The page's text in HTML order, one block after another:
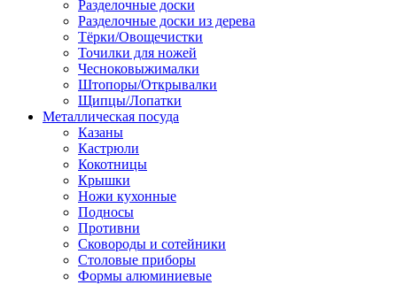
Разделочные доски
Разделочные доски из дерева
Тёрки/Овощечистки
Точилки для ножей
Чесноковыжималки
Штопоры/Открывалки
Щипцы/Лопатки
Металлическая посуда
Казаны
Кастрюли
Кокотницы
Крышки
Ножи кухонные
Подносы
Противни
Сковороды и сотейники
Столовые приборы
Формы алюминиевые